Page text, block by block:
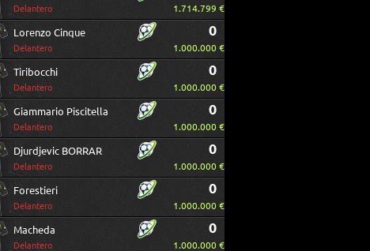
Delantero 1.714.799 €
Lorenzo Cinque
Delantero
0
1.000.000 €
Tiribocchi
Delantero
0
1.000.000 €
Giammario Piscitella
Delantero
0
1.000.000 €
Djurdjevic BORRAR
Delantero
0
1.000.000 €
Forestieri
Delantero
0
1.000.000 €
Macheda
Delantero
0
1.000.000 €